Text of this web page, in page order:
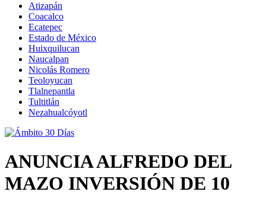
Atizapán
Coacalco
Ecatepec
Estado de México
Huixquilucan
Naucalpan
Nicolás Romero
Teoloyucan
Tlalnepantla
Tultitlán
Nezahualcóyotl
ANUNCIA ALFREDO DEL
MAZO INVERSIÓN DE 10